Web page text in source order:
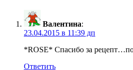
Валентина:
23.04.2015 в 11:39 дп
*ROSE* Спасибо за
Ответить